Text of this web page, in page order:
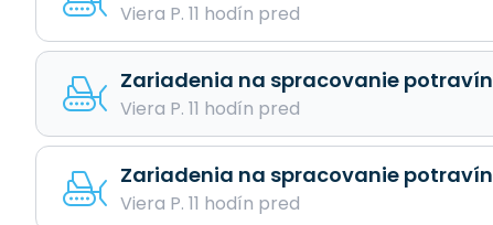
Viera P. 11 hodín pred
Zariadenia na spracovanie potravín
Viera P. 11 hodín pred
Zariadenia na spracovanie potravín
Viera P. 11 hodín pred